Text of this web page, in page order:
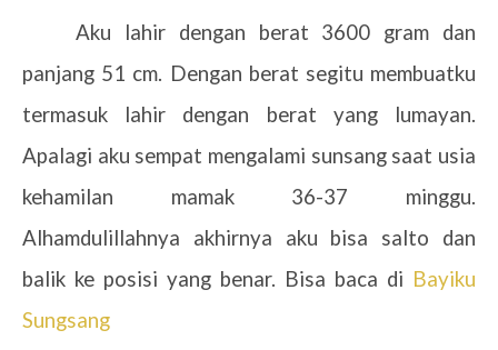
Aku lahir dengan berat 3600 gram dan
panjang 51 cm. Dengan berat segitu membuatku
termasuk lahir dengan berat yang lumayan.
Apalagi aku sempat mengalami sunsang saat usia
kehamilan mamak 36-37 minggu.
Alhamdulillahnya akhirnya aku bisa salto dan
balik ke posisi yang benar. Bisa baca di Bayiku
Sungsang